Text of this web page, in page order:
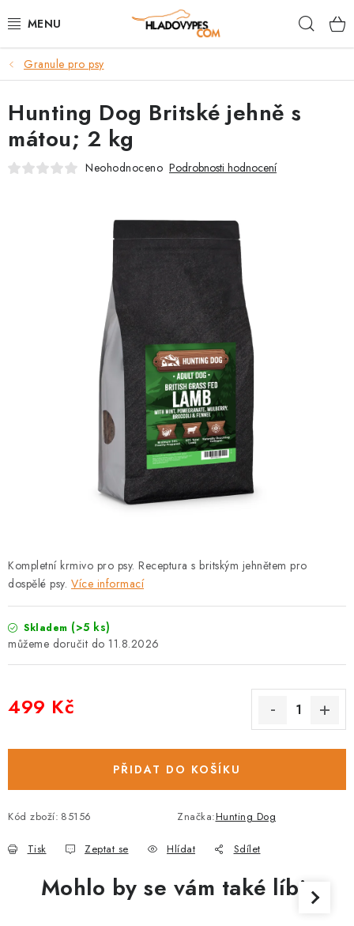
na
POTŘEBY PRO PSY
TAMI PŘEPRAVNÍ BOXY
SPORT SE PSEM
VĚRNOSTNÍ PROGRAM
VÝMĚNA, VRÁCENÍ A REKLAMACE
Podmínky ochrany osobních údajů
FAQ
Granule pro psy
Kompletní krmivo pro psy. Receptura s britským jehnětem pro
dospělé psy. Více informací
Skladem (>5 ks)
11.8.2026
499 Kč
PŘIDAT DO KOŠÍKU
Kód zboží: 85156 Značka:Hunting Dog
Tisk Zeptat se Hlídat Sdílet
Hunting Dog Britské jehně s
mátou; 2 kg
Neohodnoceno Podrobnosti hodnocení
Mohlo by se vám také líbit